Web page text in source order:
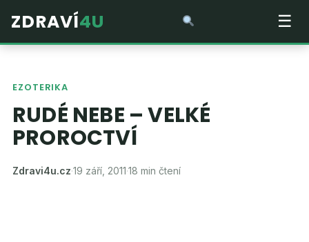
ZDRAVÍ4U ☰
EZOTERIKA
RUDÉ NEBE – VELKÉ
PROROCTVÍ
Zdravi4u.cz·19 září, 2011·18 min čtení